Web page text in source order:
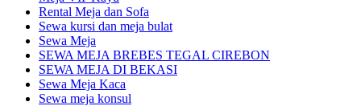
Rental Meja dan Sofa
Sewa kursi dan meja bulat
Sewa Meja
SEWA MEJA BREBES TEGAL CIREBON
SEWA MEJA DI BEKASI
Sewa Meja Kaca
Sewa meja konsul